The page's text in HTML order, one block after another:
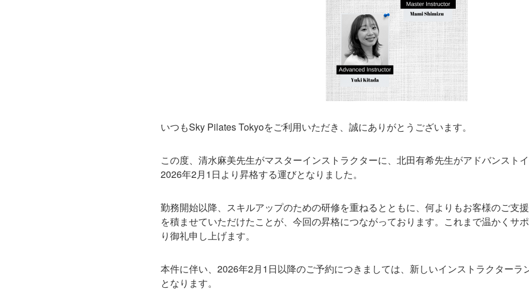
いつもSky Pilates Tokyoをご利用いただき、誠にありがとうございます。
この度、清水麻美先生がマスターインストラクターに、北田有希先生がアドバンスト
2026年2月1日より昇格する運びとなりました。
勤務開始以降、スキルアップのための研修を重ねるとともに、何よりもお客様のご支
を積ませていただけたことが、今回の昇格につながっております。これまで温かくサ
り御礼申し上げます。
本件に伴い、2026年2月1日以降のご予約につきましては、新しいインストラクターラ
となります。